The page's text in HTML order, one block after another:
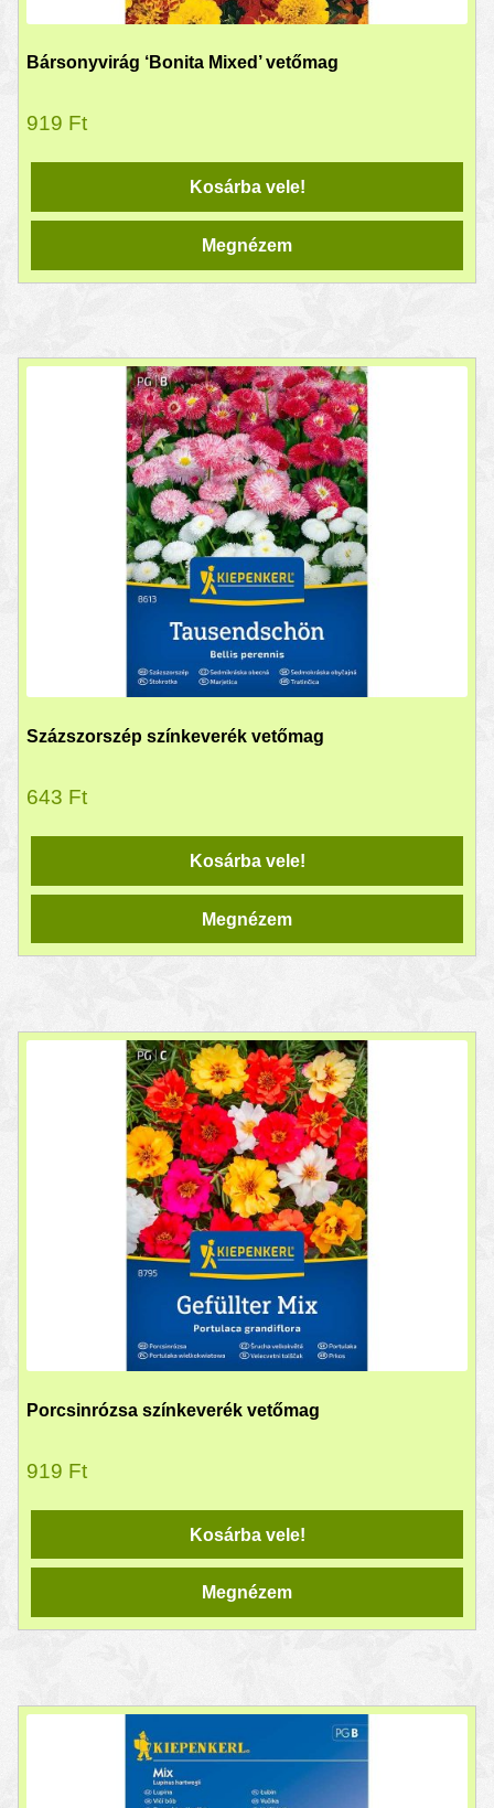
Bársonyvirág ‘Bonita Mixed’ vetőmag
919 Ft
Kosárba vele!
Megnézem
Százszorszép színkeverék vetőmag
643 Ft
Kosárba vele!
Megnézem
Porcsinrózsa színkeverék vetőmag
919 Ft
Kosárba vele!
Megnézem